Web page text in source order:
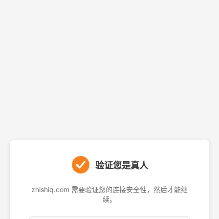
验证您是真人
zhishiq.com 需要验证您的连接安全性，然后才能继
续。